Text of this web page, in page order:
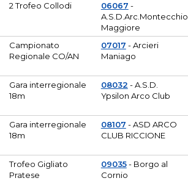
2 Trofeo Collodi 06067 -
A.S.D.Arc.Montecchio
Maggiore
Campionato
Regionale CO/AN
07017 - Arcieri
Maniago
Gara interregionale
18m
08032 - A.S.D.
Ypsilon Arco Club
Gara interregionale
18m
08107 - ASD ARCO
CLUB RICCIONE
Trofeo Gigliato
Pratese
09035- Borgo al
Cornio